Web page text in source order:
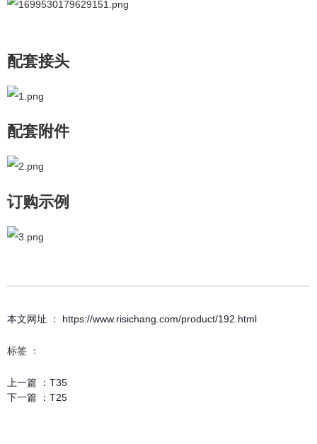
配套接头
配套附件
订购示例
本文网址 ： https://www.risichang.com/product/192.html
标签 ：
上一篇 ： T35
下一篇 ： T25